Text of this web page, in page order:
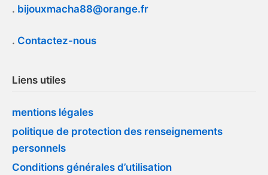
. bijouxmacha88@orange.fr
. Contactez-nous
Liens utiles
mentions légales
politique de protection des renseignements
personnels
Conditions générales d’utilisation